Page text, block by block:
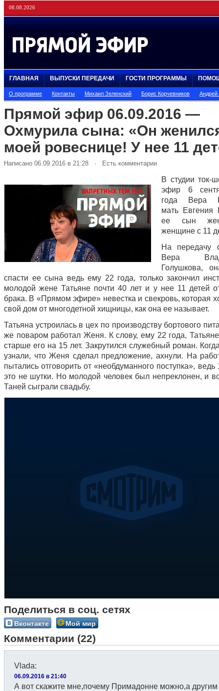
08.08.2026
ГЛАВНАЯ ВЫПУСКИ ПЕРЕДАЧИ ГОСТИ ПРОГРАММЫ
О программе Контакты Михаил Зеленский Борис Корчевников
Прямой эфир 06.09.2016 —
Охмурила сына: «Он
моей ровеснице! У нее 11
Написано 06.09.2016 в 21:28 · Есть комментарии
В студии ток-
эфир 6
года Вера
мать Евгения
ее сын
женщине с 11
На передачу
Вера
Голушкова,
спасти ее сына ведь ему 22 года, только закончил
молодой жене Татьяне почти 40 лет и у нее 11 детей
брака. В «Прямом эфире» невестка и свекровь, которая
свой дом от многодетной хищницы, как она ее называет.
Татьяна устроилась в цех по производству бортового
же поваром работал Женя. К слову, ему 22 года,
старше его на 15 лет. Закрутился служебный роман.
узнали, что Женя сделал предложение, ахнули. На
пытались отговорить от «необдуманного поступка»,
это не шутки. Но молодой человек был непреклонен, и
Таней сыграли свадьбу.
Поделиться в соц. сетях
Вконтакте Мой мир
Комментарии (22)
Vlada:
06.09.2016 в 21:40
А вот скажите мне,почему Примадонне можно,а другим